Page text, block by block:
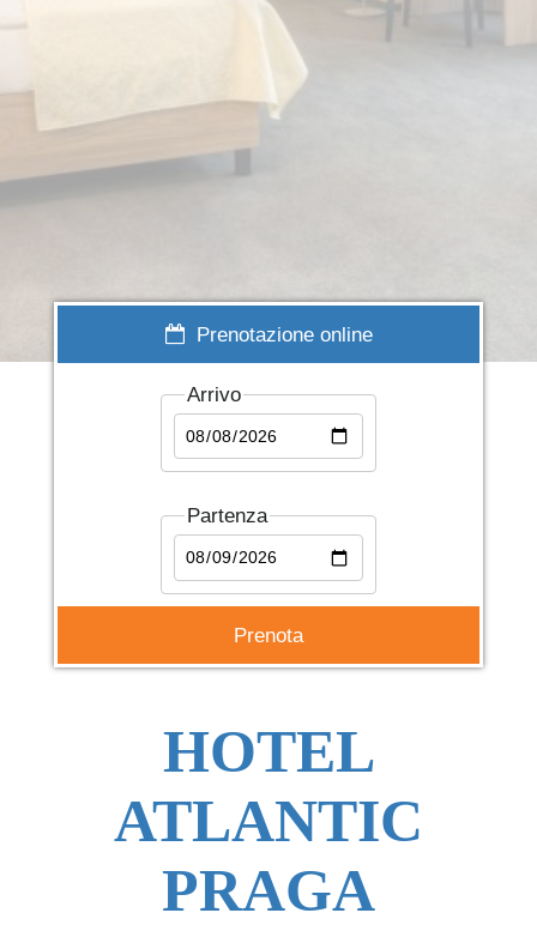
▬ ▬ ▬ ▬
Prenotazione online
Arrivo
Partenza
HOTEL
ATLANTIC
PRAGA